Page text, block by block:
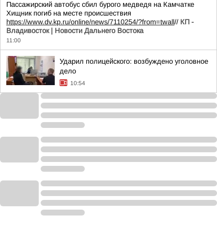
Пассажирский автобус сбил бурого медведя на Камчатке
Хищник погиб на месте происшествия
https://www.dv.kp.ru/online/news/7110254/?from=twall// КП -
Владивосток | Новости Дальнего Востока
11:00
Ударил полицейского: возбуждено уголовное
дело
10:54